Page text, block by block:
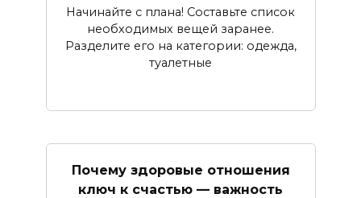
Начинайте с плана! Составьте список
необходимых вещей заранее.
Разделите его на категории: одежда,
туалетные
Почему здоровые отношения
ключ к счастью — важность